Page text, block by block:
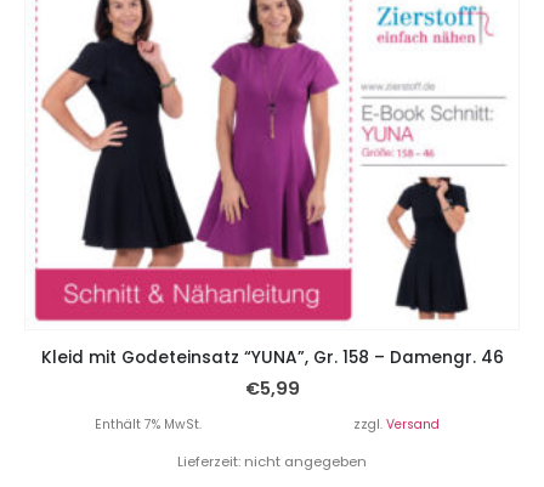
Kleid mit Godeteinsatz “YUNA”, Gr. 158 – Damengr. 46
€5,99
Enthält 7% MwSt. zzgl. Versand
Lieferzeit: nicht angegeben